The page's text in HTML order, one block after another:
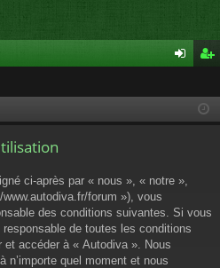
cri
ci-après par « nous », « notre »,
forum »), vous
des conditions suivantes. Si vous
responsable de toutes les conditions
accéder à « Autodiva ». Nous
n’importe quel moment et nous